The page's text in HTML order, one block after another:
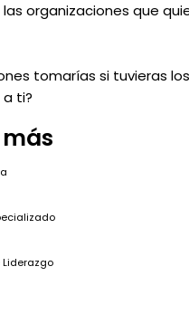
las organizaciones que
tomarías si tuvieras
ti?